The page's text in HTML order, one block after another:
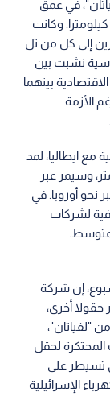
في عمق
البحر المتوسط، إلى الشواطئ التركية، بطول 530 كيلومترا. وكانت
إلى كل من تل
نشبت بين
بينهما
الأزمة
ايطاليا، لمد
في العالم، بطول 2200 كيلومتر، وسيمر عبر
نحو أوروبا. في
لشركات
إن شركة
حقولا أخرى،
"لفياتان"،
المحتكرة لحقل
تسيطر على
الإسرائيلية